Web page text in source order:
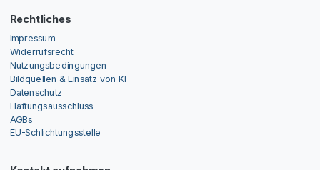
Rechtliches
Impressum
Widerrufsrecht
Nutzungsbedingungen
Bildquellen & Einsatz von KI
Datenschutz
Haftungsausschluss
AGBs
EU-Schlichtungsstelle